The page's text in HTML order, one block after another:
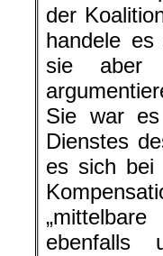
der
handele
sie aber
Sie war
Dienstes
es sich bei
ebenfalls